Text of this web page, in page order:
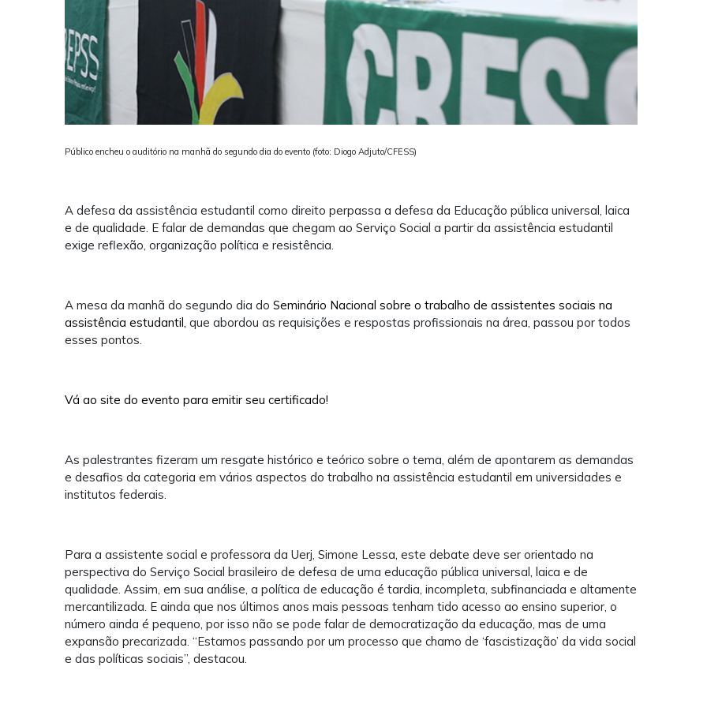
Público encheu o auditório na manhã do segundo dia do evento (foto: Diogo Adjuto/CFESS)
A defesa da assistência estudantil como direito perpassa a defesa da Educação pública universal, laica
e de qualidade. E falar de demandas que chegam ao Serviço Social a partir da assistência estudantil
exige reflexão, organização política e resistência.
A mesa da manhã do segundo dia doSeminário Nacional sobre o trabalho de assistentes sociais na
assistência estudantil, que abordou as requisições e respostas profissionais na área, passou por todos
esses pontos.
Vá ao site do evento para emitir seu certificado!
As palestrantes fizeram um resgate histórico e teórico sobre o tema, além de apontarem as demandas
e desafios da categoria em vários aspectos do trabalho na assistência estudantil em universidades e
institutos federais.
Para a assistente social e professora da Uerj, Simone Lessa, este debate deve ser orientado na
perspectiva do Serviço Social brasileiro de defesa de uma educação pública universal, laica e de
qualidade. Assim, em sua análise, a política de educação é tardia, incompleta, subfinanciada e altamente
mercantilizada. E ainda que nos últimos anos mais pessoas tenham tido acesso ao ensino superior, o
número ainda é pequeno, por isso não se pode falar de democratização da educação, mas de uma
expansão precarizada. “Estamos passando por um processo que chamo de ‘fascistização’ da vida social
e das políticas sociais”, destacou.